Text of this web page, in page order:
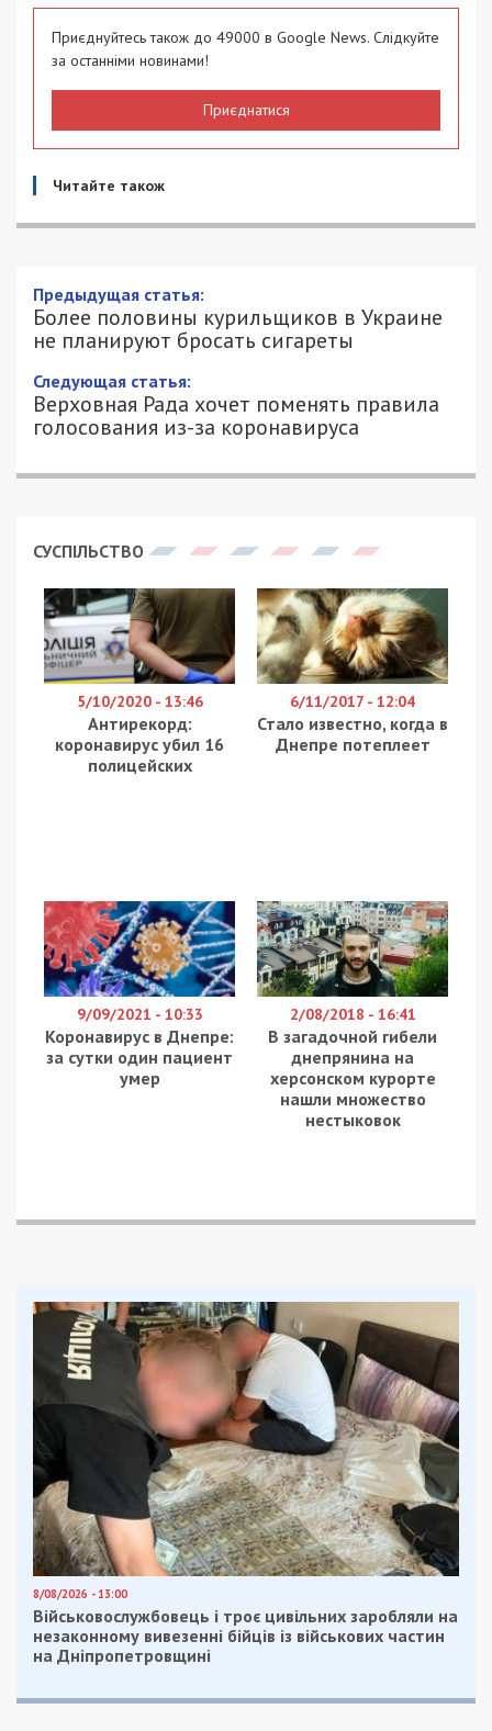
Приєднуйтесь також до 49000 в Google News. Слідкуйте
за останніми новинами!
Приєднатися
Читайте також
Предыдущая статья:
Более половины курильщиков в Украине
не планируют бросать сигареты
Следующая статья:
Верховная Рада хочет поменять правила
голосования из-за коронавируса
СУСПІЛЬСТВО
5/10/2020 - 13:46
Антирекорд:
коронавирус убил 16
полицейских
6/11/2017 - 12:04
Стало известно, когда в
Днепре потеплеет
9/09/2021 - 10:33
Коронавирус в Днепре:
за сутки один пациент
умер
2/08/2018 - 16:41
В загадочной гибели
днепрянина на
херсонском курорте
нашли множество
нестыковок
8/08/2026 - 13:00
Військовослужбовець і троє цивільних заробляли на
незаконному вивезенні бійців із військових частин
на Дніпропетровщині